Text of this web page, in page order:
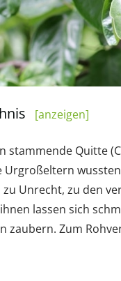
[anzeigen]
stammende Quitte
Urgroßeltern
Unrecht, zu den
lassen sich
zaubern. Zum